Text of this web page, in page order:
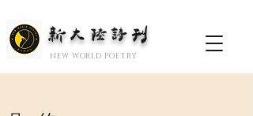
新大陆诗刊
​NEW WORLD POETRY